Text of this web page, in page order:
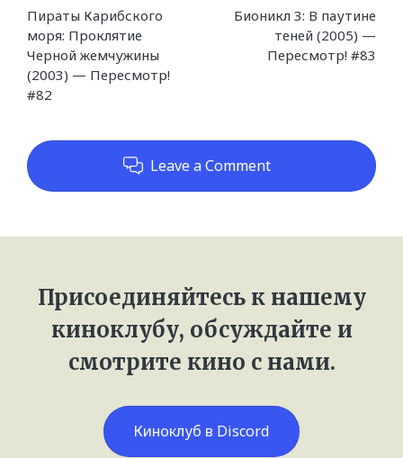
navigation
Пираты Карибского
моря: Проклятие
Черной жемчужины
(2003) — Пересмотр!
#82
Бионикл 3: В паутине
теней (2005) —
Пересмотр! #83
Leave a Comment
Присоединяйтесь к нашему
киноклубу, обсуждайте и
смотрите кино с нами.
Киноклуб в Discord